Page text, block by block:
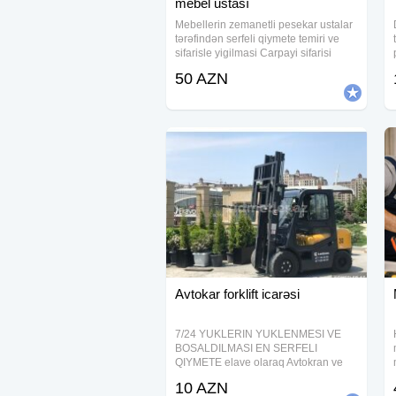
mebel ustası
Mebellerin zemanetli pesekar ustalar
tərəfindən serfeli qiymete temiri ve
sifarisle yigilmasi Carpayi sifarisi
qiymete edirik Zemanet veririk
50 AZN
Avtokar forklift icarəsi
7/24 YUKLERIN YUKLENMESI VE
BOSALDILMASI EN SERFELI
QIYMETE elave olaraq Avtokran ve
movcuddur etrafli melumat ucun zeng
10 AZN